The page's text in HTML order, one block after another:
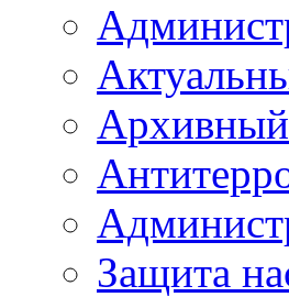
Архивный
Защита